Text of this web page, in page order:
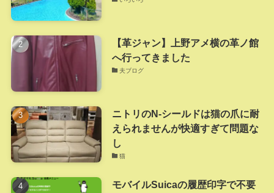
【革ジャン】上野アメ横の革ノ館
へ行ってきました
夫ブログ
ニトリのN-シールドは猫の爪に耐
えられませんが快適すぎて問題な
し
猫
モバイルSuicaの履歴印字で不要